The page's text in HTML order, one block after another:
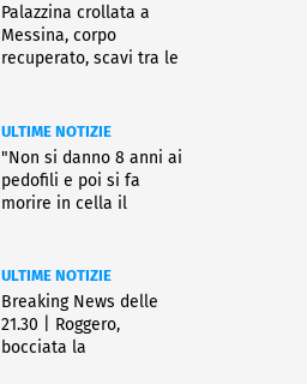
Palazzina crollata a
Messina, corpo
recuperato, scavi tra le
ULTIME NOTIZIE
"Non si danno 8 anni ai
pedofili e poi si fa
morire in cella il
ULTIME NOTIZIE
Breaking News delle
21.30 | Roggero,
bocciata la